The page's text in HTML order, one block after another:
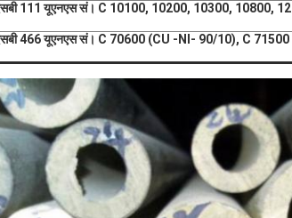
111 यूएनएस सं। C 10100, 10200, 10300, 10800,
466 यूएनएस सं। C 70600 (CU -NI- 90/10), C